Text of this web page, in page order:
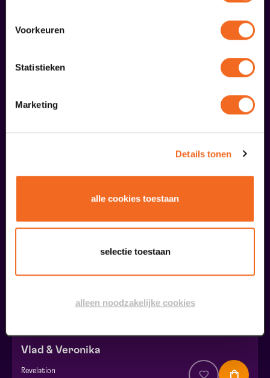
Voorkeuren
Statistieken
Marketing
Details tonen
alle cookies toestaan
selectie toestaan
alleen noodzakelijke cookies
Begin bij SIN
€ 39,50
liefhebbers bestelden ook...
08
Vlad & Veronika
Revelation